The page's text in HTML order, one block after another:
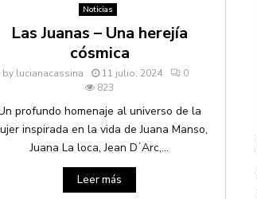
Noticias
Las Juanas – Una herejía
cósmica
by lucianacassina 11 julio, 2024
0
823
profundo homenaje al universo de la
inspirada en la vida de Juana Manso,
Juana La loca, Jean DʼArc,...
Leer más